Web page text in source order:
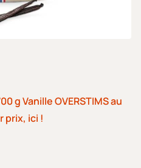
g Vanille OVERSTIMS au
prix, ici !